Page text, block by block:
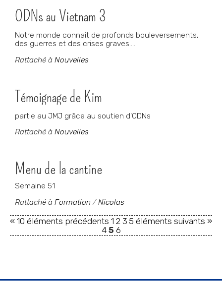
ODNs au Vietnam 3
Notre monde connait de profonds bouleversements,
des guerres et des crises graves….
Rattaché à Nouvelles
Témoignage de Kim
partie au JMJ grâce au soutien d'ODNs
Rattaché à Nouvelles
Menu de la cantine
Semaine 51
Rattaché à Formation /Nicolas
« 10 éléments précédents 5 éléments suivants »
1 2 3
4 5 6